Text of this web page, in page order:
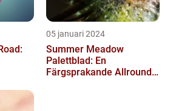
05 januari 2024
Summer Meadow
Palettblad: En
Färgsprakande Allround-